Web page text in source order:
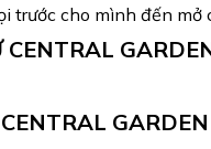
trước cho mình đến mở
CENTRAL